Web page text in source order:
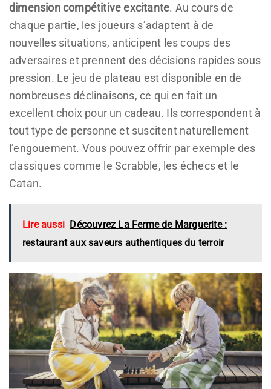
dimension compétitive excitante. Au cours de
chaque partie, les joueurs s’adaptent à de
nouvelles situations, anticipent les coups des
adversaires et prennent des décisions rapides sous
pression. Le jeu de plateau est disponible en de
nombreuses déclinaisons, ce qui en fait un
excellent choix pour un cadeau. Ils correspondent à
tout type de personne et suscitent naturellement
l’engouement. Vous pouvez offrir par exemple des
classiques comme le Scrabble, les échecs et le
Catan.
Lire aussi Découvrez La Ferme de Marguerite :
restaurant aux saveurs authentiques du terroir